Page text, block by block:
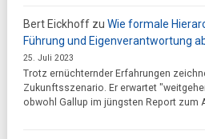
Bert Eickhoffzu Wie formale
Führung und Eigenverantwortung
25. Juli 2023
Trotz ernüchternder Erfahrungen
Zukunftsszenario. Er erwartet
obwohl Gallup im jüngsten Report zum